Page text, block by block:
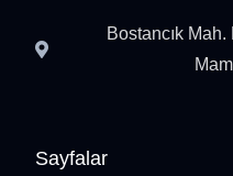
Sayfalar
Bostancık